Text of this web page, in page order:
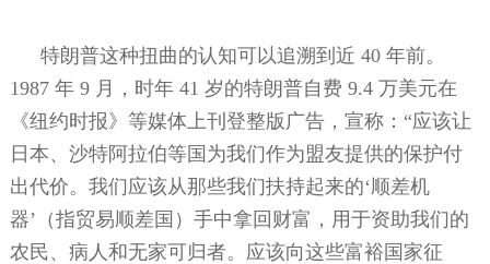
特朗普这种扭曲的认知可以追溯到近 40 年前。
1987 年9 月，时年41 岁的特朗普自费 9.4 万美元在
《纽约时报》等媒体上刊登整版广告，宣称：“应该让
日本、沙特阿拉伯等国为我们作为盟友提供的保护付
出代价。我们应该从那些我们扶持起来的‘顺差机
器’（指贸易顺差国）手中拿回财富，用于资助我们的
农民、病人和无家可归者。应该向这些富裕国家征